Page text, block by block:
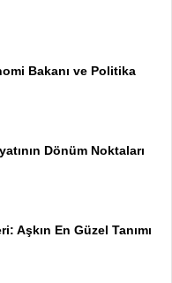
Bakanı ve Politika
Dönüm Noktaları
Aşkın En Güzel Tanımı